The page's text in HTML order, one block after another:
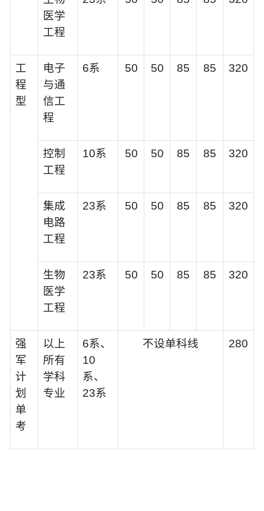
医学
工程
工
程
型
电子
与通
信工
程
6系 50 50 85 85 320
控制
工程
10系 50 50 85 85 320
集成
电路
工程
23系 50 50 85 85 320
生物
医学
工程
23系 50 50 85 85 320
强
军
计
划
单
考
以上
所有
学科
专业
6系、
10
系、
23系
不设单科线 280